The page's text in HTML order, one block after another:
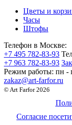
Цветы и
Часы
Штофы
Телефон в Москве:
+7 495 782-83-93
+7 963 782-83-93
Режим работы: пн -
zakaz@art-farfor.ru
© Art Farfor 2026
Согласие